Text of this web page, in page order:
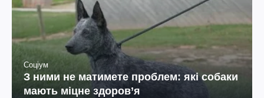
Соціум
З ними не матимете проблем: які собаки
мають міцне здоров’я